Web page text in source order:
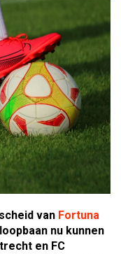
van Fortuna
nu kunnen
en FC